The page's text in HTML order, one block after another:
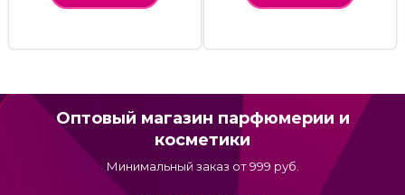
Оптовый магазин парфюмерии и
косметики
Минимальный заказ от 999 руб.